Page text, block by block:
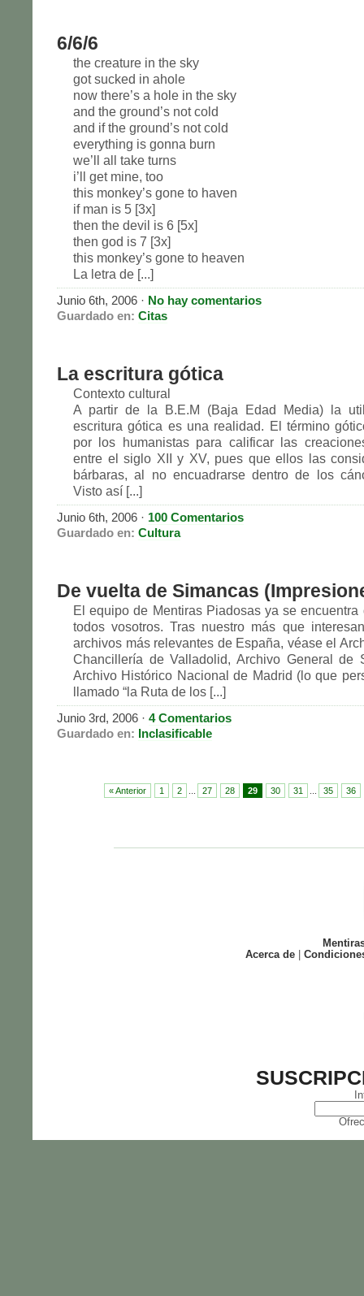
6/6/6
the creature in the sky
got sucked in ahole
now there’s a hole in the sky
and the ground’s not cold
and if the ground’s not cold
everything is gonna burn
we’ll all take turns
i’ll get mine, too
this monkey’s gone to haven
if man is 5 [3x]
then the devil is 6 [5x]
then god is 7 [3x]
this monkey’s gone to heaven
La letra de [...]
Junio 6th, 2006 · No hay comentarios
Guardado en: Citas
La escritura gótica
Contexto cultural
A partir de la B.E.M (Baja Edad Media) la
escritura gótica es una realidad. El término
por los humanistas para calificar las
entre el siglo XII y XV, pues que ellos las
bárbaras, al no encuadrarse dentro de los
Visto así [...]
Junio 6th, 2006 · 100 Comentarios
Guardado en: Cultura
De vuelta de Simancas
El equipo de Mentiras Piadosas ya se encuentra
todos vosotros. Tras nuestro más que
archivos más relevantes de España, véase el
Chancillería de Valladolid, Archivo General de
Archivo Histórico Nacional de Madrid (lo que
llamado “la Ruta de los [...]
Junio 3rd, 2006 · 4 Comentarios
Guardado en: Inclasificable
« Anterior 1 2 27 28 29 30 31 35 36
Acerca de